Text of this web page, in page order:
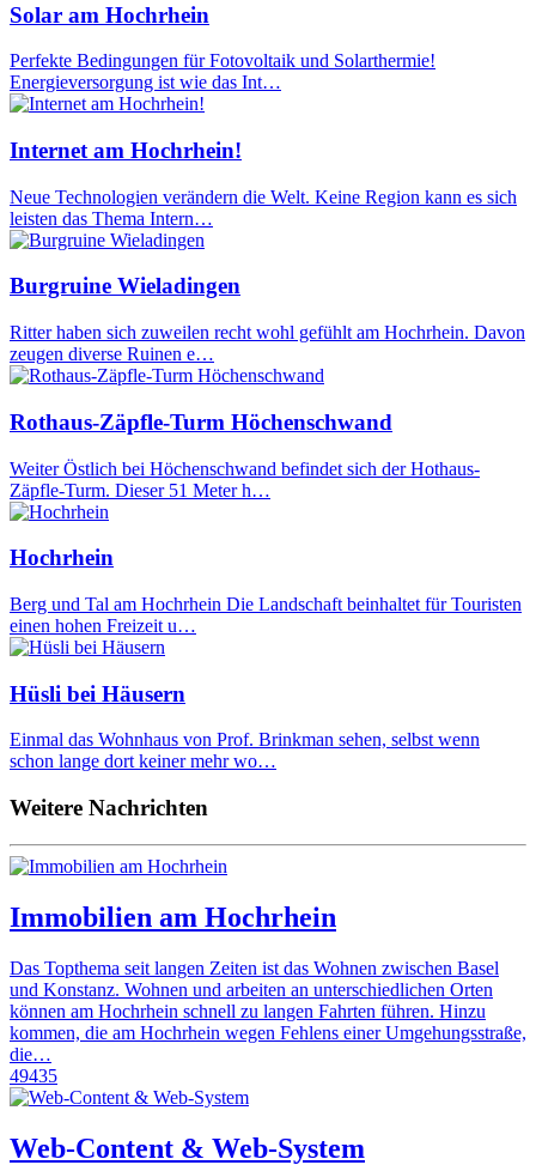
Solar am Hochrhein
Perfekte Bedingungen für Fotovoltaik und Solarthermie!
Energieversorgung ist wie das Int…
Internet am Hochrhein!
Neue Technologien verändern die Welt. Keine Region kann es sich
leisten das Thema Intern…
Burgruine Wieladingen
Ritter haben sich zuweilen recht wohl gefühlt am Hochrhein. Davon
zeugen diverse Ruinen e…
Rothaus-Zäpfle-Turm Höchenschwand
Weiter Östlich bei Höchenschwand befindet sich der Hothaus-
Zäpfle-Turm. Dieser 51 Meter h…
Hochrhein
Berg und Tal am Hochrhein Die Landschaft beinhaltet für Touristen
einen hohen Freizeit u…
Hüsli bei Häusern
Einmal das Wohnhaus von Prof. Brinkman sehen, selbst wenn
schon lange dort keiner mehr wo…
Weitere Nachrichten
Immobilien am Hochrhein
Das Topthema seit langen Zeiten ist das Wohnen zwischen Basel
und Konstanz. Wohnen und arbeiten an unterschiedlichen Orten
können am Hochrhein schnell zu langen Fahrten führen. Hinzu
kommen, die am Hochrhein wegen Fehlens einer Umgehungsstraße,
die…
49435
Web-Content & Web-System